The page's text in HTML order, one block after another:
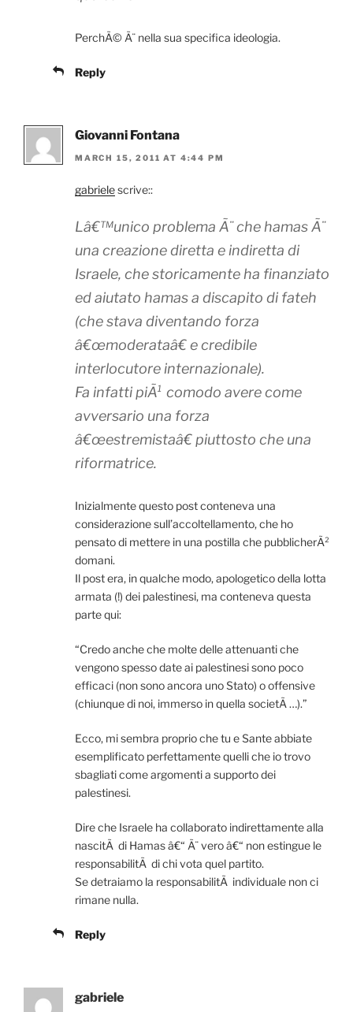
PerchÃ© Ã¨ nella sua specifica ideologia.
Reply
Giovanni Fontana
MARCH 15, 2011 AT 4:44 PM
gabrielescrive::
Lâ€™unico problema Ã¨ che hamas Ã¨
una creazione diretta e indiretta di
Israele, che storicamente ha finanziato
ed aiutato hamas a discapito di fateh
(che stava diventando forza
â€œmoderataâ€ e credibile
interlocutore internazionale).
Fa infatti piÃ¹ comodo avere come
avversario una forza
â€œestremistaâ€ piuttosto che una
riformatrice.
Inizialmente questo post conteneva una
considerazione sull’accoltellamento, che ho
pensato di mettere in una postilla che pubblicherÃ²
domani.
Il post era, in qualche modo, apologetico della lotta
armata (!) dei palestinesi, ma conteneva questa
parte qui:
“Credo anche che molte delle attenuanti che
vengono spesso date ai palestinesi sono poco
efficaci (non sono ancora uno Stato) o offensive
(chiunque di noi, immerso in quella societÃ …).”
Ecco, mi sembra proprio che tu e Sante abbiate
esemplificato perfettamente quelli che io trovo
sbagliati come argomenti a supporto dei
palestinesi.
Dire che Israele ha collaborato indirettamente alla
nascitÃ di Hamas â€“ Ã¨ vero â€“ non estingue le
responsabilitÃ di chi vota quel partito.
Se detraiamo la responsabilitÃ individuale non ci
rimane nulla.
Reply
gabriele